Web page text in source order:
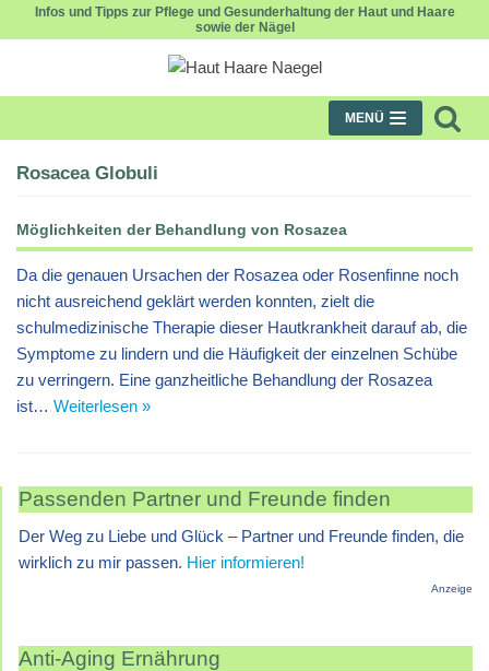
Infos und Tipps zur Pflege und Gesunderhaltung der Haut und Haare
sowie der Nägel
MENÜ
Rosacea Globuli
Möglichkeiten der Behandlung von Rosazea
Da die genauen Ursachen der Rosazea oder Rosenfinne noch
nicht ausreichend geklärt werden konnten, zielt die
schulmedizinische Therapie dieser Hautkrankheit darauf ab, die
Symptome zu lindern und die Häufigkeit der einzelnen Schübe
zu verringern. Eine ganzheitliche Behandlung der Rosazea
ist… Weiterlesen »
Passenden Partner und Freunde finden
Der Weg zu Liebe und Glück – Partner und Freunde finden, die
wirklich zu mir passen. Hier informieren!
Anzeige
Anti-Aging Ernährung